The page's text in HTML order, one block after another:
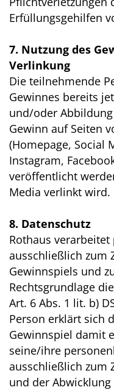
Erfüllungsgehilfen
7. Nutzung des
Verlinkung
Die teilnehmende
Gewinnes bereits
und/oder
Gewinn auf Seiten
(Homepage, Social
Instagram,
veröffentlicht
Media verlinkt wird.
8. Datenschutz
Rothaus
ausschließlich zum
Gewinnspiels und
Rechtsgrundlage
Art. 6 Abs. 1 lit. b)
Person erklärt sich
Gewinnspiel damit
seine/ihre
ausschließlich zum
und der